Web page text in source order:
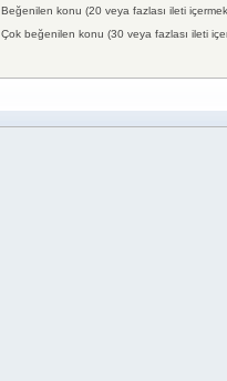
Beğenilen konu (20 veya fazlası ileti
Çok beğenilen konu (30 veya fazlası ileti